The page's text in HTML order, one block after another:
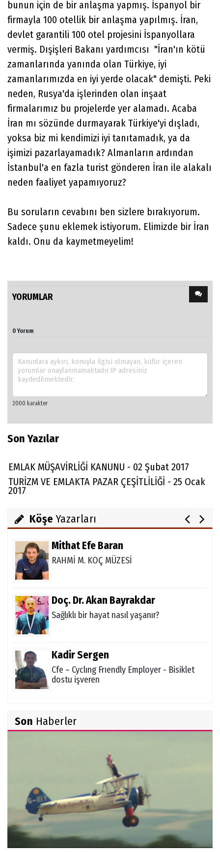
bunun için de bir anlaşma yapmış. İspanyol bir
firmayla 100 otellik bir anlaşma yapılmış. İran,
devlet garantili 100 otel projesini İspanyollara
vermiş. Dışişleri Bakanı yardımcısı "İran'ın kötü
zamanlarında yanında olan Türkiye, iyi
zamanlarımızda en iyi yerde olacak" demişti. Peki
neden, Rusya'da işlerinden olan inşaat
firmalarımız bu projelerde yer alamadı. Acaba
İran mı sözünde durmayarak Türkiye'yi dışladı,
yoksa biz mi kendimizi iyi tanıtamadık, ya da
işimizi pazarlayamadık? Almanların ardından
İstanbul'a en fazla turist gönderen İran ile alakalı
neden faaliyet yapamıyoruz?
Bu soruların cevabını ben sizlere bırakıyorum.
Sadece şunu eklemek istiyorum. Elimizde bir İran
kaldı. Onu da kaymetmeyelim!
YORUMLAR
0 Yorum
Son Yazılar
EMLAK MÜŞAVİRLİĞİ KANUNU - 02 Şubat 2017
TURİZM VE EMLAKTA PAZAR ÇEŞİTLİLİĞİ - 25 Ocak
2017
Köşe Yazarları
Ali Şanlı
Julia Alaettinoglu
Mithat Efe Baran
RAHMİ M. KOÇ MÜZESİ
Doç. Dr. Akan Bayrakdar
Sağlıklı bir hayat nasıl yaşanır?
Kadir Sergen
Cfe – Cyclıng Frıendly Employer - Bisiklet
dostu işveren
Ocak 2021 Aylık Burç Yorumu
Ölüm ve Sonrası - "Herşeyi Yaratan
Sibel Şen
Çocuklara ölüm nasıl anlatılır?
Son Haberler